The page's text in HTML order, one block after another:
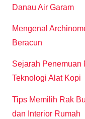
Danau Air Garam
Mengenal
Beracun
Sejarah Penemuan
Teknologi Alat Kopi
Tips Memilih Rak
dan Interior Rumah